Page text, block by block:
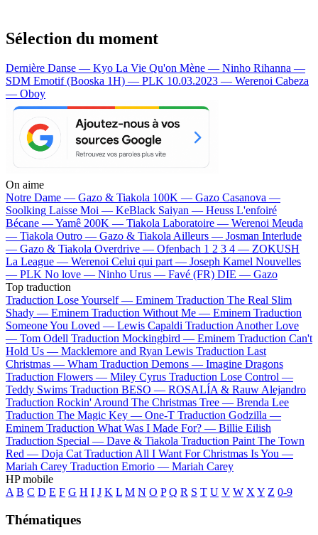
Sélection du moment
Dernière Danse — Kyo La Vie Qu'on Mène — Ninho Rihanna —
SDM Emotif (Booska 1H) — PLK 10.03.2023 — Werenoi Cabeza
— Oboy
On aime
Notre Dame — Gazo & Tiakola 100K — Gazo Casanova —
Soolking Laisse Moi — KeBlack Saiyan — Heuss L'enfoiré
Bécane —Yamê 200K — Tiakola Laboratoire — Werenoi Meuda
— Tiakola Outro — Gazo & TiakolaAilleurs — Josman Interlude
— Gazo & Tiakola Overdrive — Ofenbach 1 2 3 4 — ZOKUSH
La League — Werenoi Celui qui part — Joseph Kamel Nouvelles
— PLK No love — Ninho Urus — Favé (FR) DIE — Gazo
Top traduction
Traduction Lose Yourself — Eminem Traduction The Real Slim
Shady — Eminem Traduction Without Me — Eminem Traduction
Someone You Loved — Lewis Capaldi Traduction Another Love
— Tom Odell Traduction Mockingbird — Eminem Traduction Can't
Hold Us — Macklemore and Ryan Lewis Traduction Last
Christmas — Wham Traduction Demons — Imagine Dragons
Traduction Flowers — Miley Cyrus Traduction Lose Control —
Teddy Swims Traduction BESO — ROSALÍA & Rauw Alejandro
Traduction Rockin' Around The Christmas Tree — Brenda Lee
Traduction The Magic Key — One-T Traduction Godzilla —
Eminem Traduction What Was I Made For? — Billie Eilish
Traduction Special — Dave & Tiakola Traduction Paint The Town
Red — Doja Cat Traduction All I Want For Christmas Is You —
Mariah Carey Traduction Emorio — Mariah Carey
HP mobile
A B C D E F G H I J K L M N O P Q R S T U V W XY Z 0-9
Thématiques